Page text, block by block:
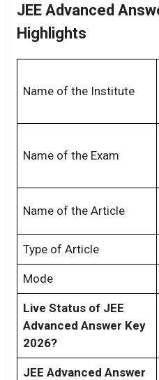
JEE Advanced
Highlights
Name of the Institute
Name of the Exam
Name of the Article
Type of Article
Mode
Live Status of JEE
Advanced Answer Key
2026?
JEE Advanced Answer